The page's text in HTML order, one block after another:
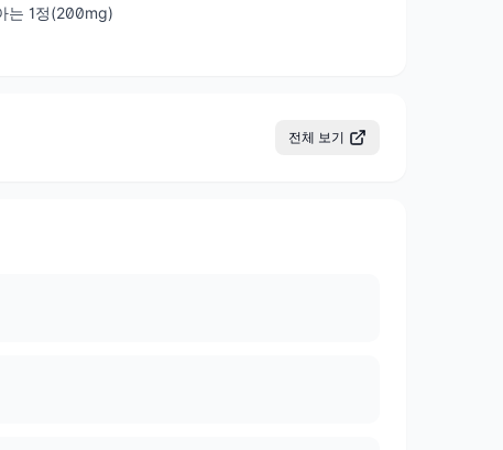
는 1정(200mg)
전체 보기